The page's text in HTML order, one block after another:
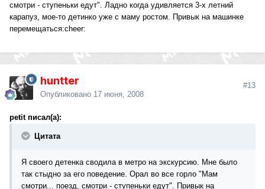
смотри - ступеньки едут". Ладно когда удивляется 3-х летний
карапуз, мое-то детинко уже с маму ростом. Привык на машинке
перемещаться:cheer:
huntter
Опубликовано 17 июня, 2008
#13
petit писал(а):
Цитата
Я своего детенка сводила в метро на экскурсию. Мне было
так стыдно за его поведение. Орал во все горло "Мам
смотри... поезд, смотри - ступеньки едут". Привык на